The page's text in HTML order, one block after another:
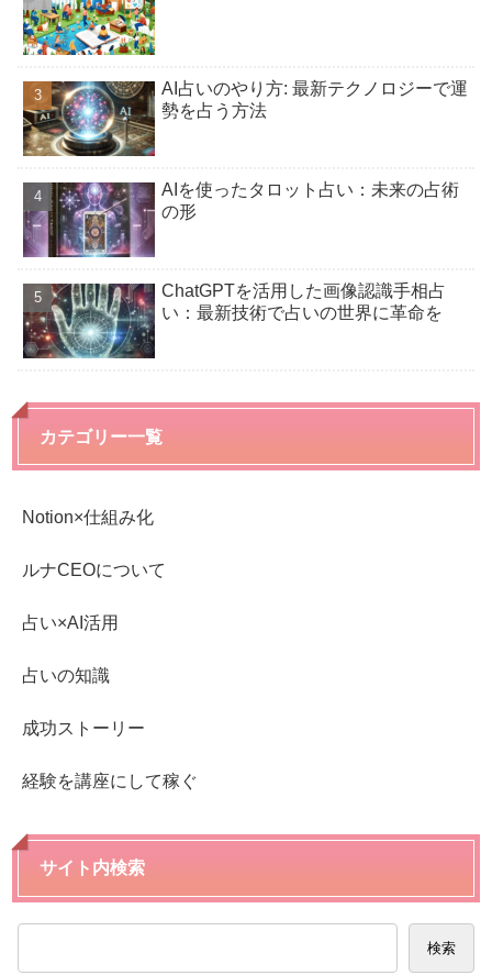
AI占いのやり方: 最新テクノロジーで運
勢を占う方法
AIを使ったタロット占い：未来の占術
の形
ChatGPTを活用した画像認識手相占
い：最新技術で占いの世界に革命を
カテゴリー一覧
Notion×仕組み化
ルナCEOについて
占い×AI活用
占いの知識
成功ストーリー
経験を講座にして稼ぐ
サイト内検索
検索